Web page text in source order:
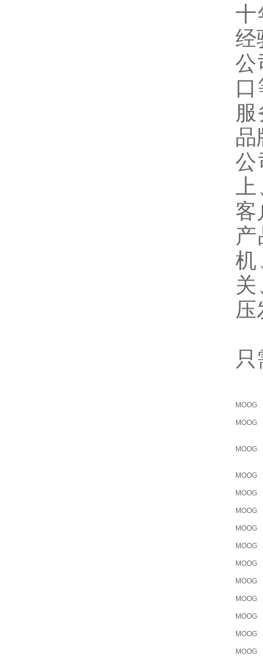
十
经
公
品
上
客
压
MOOG
MOOG
MOOG
MOOG
MOOG
MOOG
MOOG
MOOG
MOOG
MOOG
MOOG
MOOG
MOOG
MOOG